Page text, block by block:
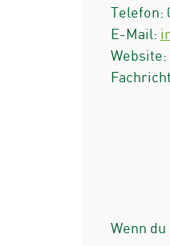
Telefon:
E-Mail:
Website:
Wenn